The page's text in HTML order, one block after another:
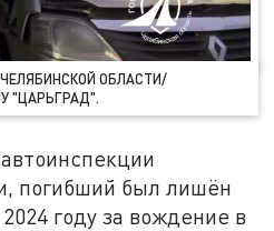
ОБЛАСТИ/
"ЦАРЬГРАД".
погибший был лишён
году за вождение в